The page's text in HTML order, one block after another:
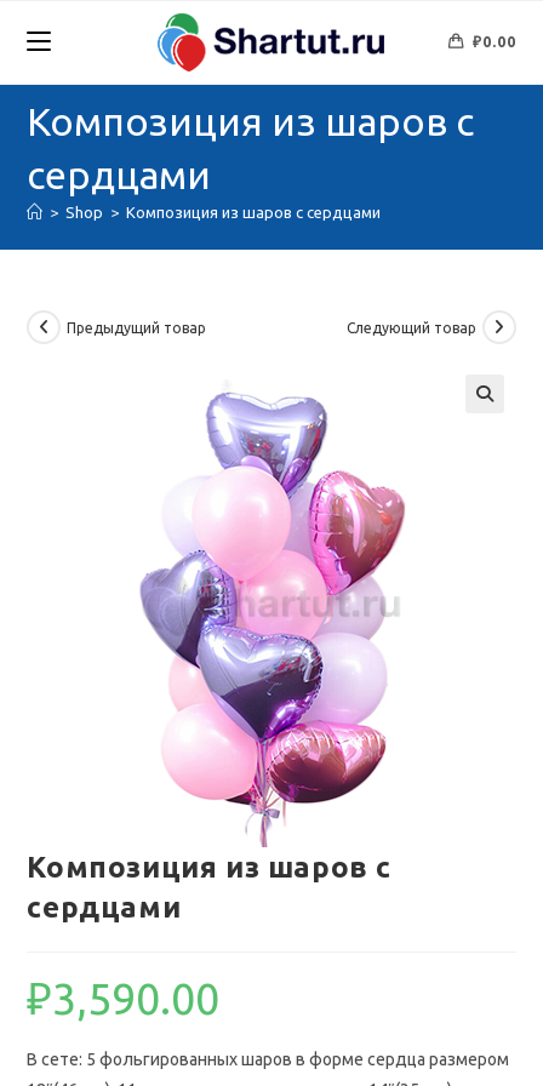
₽0.00
Композиция из шаров с
сердцами
> Shop > Композиция из шаров с сердцами
Предыдущий товар Следующий товар
Композиция из шаров с
сердцами
₽3,590.00
В сете: 5 фольгированных шаров в форме сердца размером